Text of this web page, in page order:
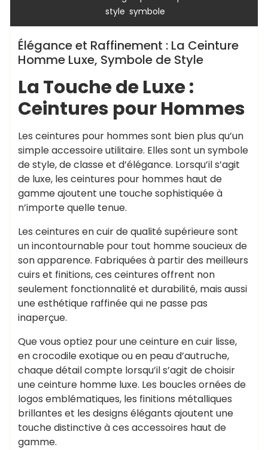
style symbole
Élégance et Raffinement : La Ceinture
Homme Luxe, Symbole de Style
La Touche de Luxe :
Ceintures pour Hommes
Les ceintures pour hommes sont bien plus qu’un
simple accessoire utilitaire. Elles sont un symbole
de style, de classe et d’élégance. Lorsqu’il s’agit
de luxe, les ceintures pour hommes haut de
gamme ajoutent une touche sophistiquée à
n’importe quelle tenue.
Les ceintures en cuir de qualité supérieure sont
un incontournable pour tout homme soucieux de
son apparence. Fabriquées à partir des meilleurs
cuirs et finitions, ces ceintures offrent non
seulement fonctionnalité et durabilité, mais aussi
une esthétique raffinée qui ne passe pas
inaperçue.
Que vous optiez pour une ceinture en cuir lisse,
en crocodile exotique ou en peau d’autruche,
chaque détail compte lorsqu’il s’agit de choisir
une ceinture homme luxe. Les boucles ornées de
logos emblématiques, les finitions métalliques
brillantes et les designs élégants ajoutent une
touche distinctive à ces accessoires haut de
gamme.